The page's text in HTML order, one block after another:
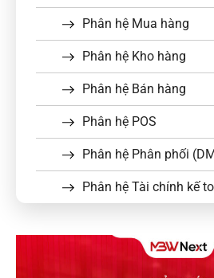
Phân hệ Mua hàng
Phân hệ Kho hàng
Phân hệ Bán hàng
Phân hệ POS
Phân hệ Phân phối
Phân hệ Tài chính kế